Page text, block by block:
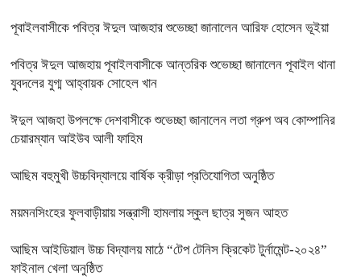
পূবাইলবাসীকে পবিত্র ঈদুল আজহার শুভেচ্ছা জানালেন আরিফ হোসেন ভূইয়া
পবিত্র ঈদুল আজহায় পূবাইলবাসীকে আন্তরিক শুভেচ্ছা জানালেন পূবাইল থানা
যুবদলের যুগ্ম আহ্বায়ক সোহেল খান
ঈদুল আজহা উপলক্ষে দেশবাসীকে শুভেচ্ছা জানালেন লতা গ্রুপ অব কোম্পানির
চেয়ারম্যান আইউব আলী ফাহিম
আছিম বহুমুখী উচ্চবিদ্যালয়ে বার্ষিক ক্রীড়া প্রতিযোগিতা অনুষ্ঠিত
ময়মনসিংহের ফুলবাড়ীয়ায় সন্ত্রাসী হামলায় স্কুল ছাত্র সুজন আহত
আছিম আইডিয়াল উচ্চ বিদ্যালয় মাঠে “টেপ টেনিস ক্রিকেট টুর্নামেন্ট-২০২৪”
ফাইনাল খেলা অনুষ্ঠিত